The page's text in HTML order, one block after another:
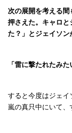
次の展開を考える
押さえた。キャロ
た？」とジェイソン
「雷に撃たれたみた
すると今度はジェ
嵐の真只中にいて、